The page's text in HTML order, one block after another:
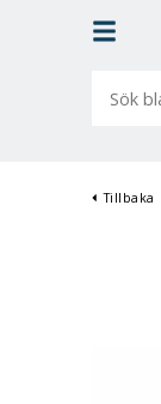
bland
Tillbaka